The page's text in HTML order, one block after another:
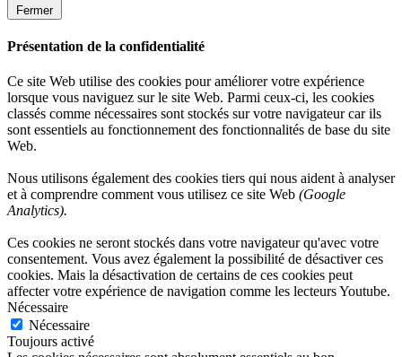
Fermer
Présentation de la confidentialité
Ce site Web utilise des cookies pour améliorer votre expérience
lorsque vous naviguez sur le site Web. Parmi ceux-ci, les cookies
classés comme nécessaires sont stockés sur votre navigateur car ils
sont essentiels au fonctionnement des fonctionnalités de base du site
Web.
Nous utilisons également des cookies tiers qui nous aident à analyser
et à comprendre comment vous utilisez ce site Web (Google
Analytics).
Ces cookies ne seront stockés dans votre navigateur qu'avec votre
consentement. Vous avez également la possibilité de désactiver ces
cookies. Mais la désactivation de certains de ces cookies peut
affecter votre expérience de navigation comme les lecteurs Youtube.
Nécessaire
Nécessaire
Toujours activé